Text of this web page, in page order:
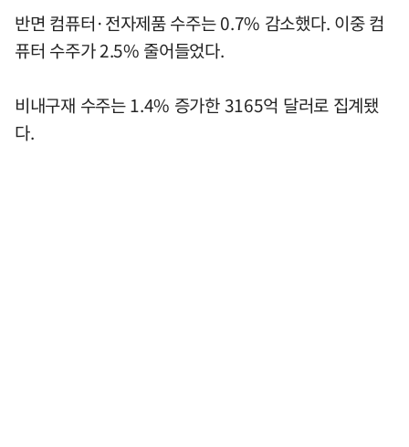
반면 컴퓨터·전자제품 수주는 0.7% 감소했다. 이중 컴
퓨터 수주가 2.5% 줄어들었다.
비내구재 수주는 1.4% 증가한 3165억 달러로 집계됐
다.